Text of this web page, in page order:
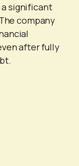
significant
company
after fully